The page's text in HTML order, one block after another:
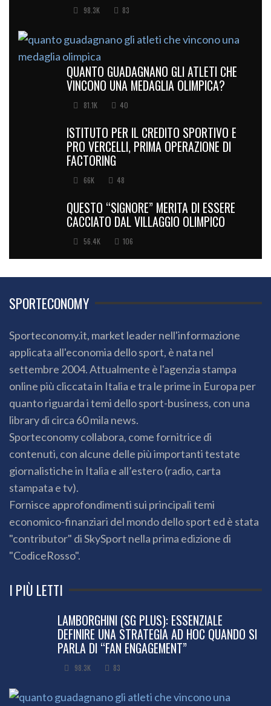
98.3K 83
QUANTO GUADAGNANO GLI ATLETI CHE
VINCONO UNA MEDAGLIA OLIMPICA?
81.1K 40
ISTITUTO PER IL CREDITO SPORTIVO E
PRO VERCELLI, PRIMA OPERAZIONE DI
FACTORING
66K 48
QUESTO “SIGNORE” MERITA DI ESSERE
CACCIATO DAL VILLAGGIO OLIMPICO
56.4K 106
SPORTECONOMY
Sporteconomy.it, market leader nell'informazione
applicata all'economia dello sport, è nata nel
settembre 2004. Attualmente è l'agenzia stampa
online più cliccata in Italia e tra le prime in Europa per
quanto riguarda i temi dello sport-business, con una
library di circa 60 mila news.
Sporteconomy collabora, come fornitrice di
contenuti, con alcune delle più importanti testate
giornalistiche in Italia e all’estero (radio, carta
stampata e tv).
Fornisce approfondimenti sui principali temi
economico-finanziari del mondo dello sport ed è stata
"contributor" di SkySport nella prima edizione di
"CodiceRosso".
I PIÙ LETTI
LAMBORGHINI (SG PLUS): ESSENZIALE
DEFINIRE UNA STRATEGIA AD HOC QUANDO SI
PARLA DI “FAN ENGAGEMENT”
98.3K 83